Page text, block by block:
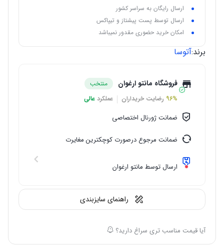
ارسال رایگان به سراسر کشور
ارسال توسط پست پیشتاز و تیپاکس
امکان خرید حضوری مقدور نمیباشد
برند:آتوسا
فروشگاه مانتو ارغوان
منتخب
96% رضایت خریداران عملکرد عالی
ضمانت ژورنال اختصاصی
ضمانت مرجوع درصورت کوچکترین مغایرت
ارسال توسط مانتو ارغوان
راهنمای سایزبندی
آیا قیمت مناسب تری سراغ دارید؟